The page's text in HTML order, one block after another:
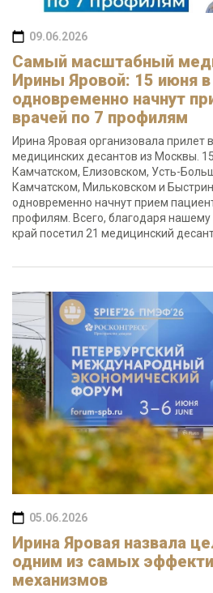
09.06.2026
Самый масштабный
Ирины Яровой: 15 июня в
одновременно начнут
врачей по 7 профилям
Ирина Яровая организовала прилет
медицинских десантов из Москвы.
Камчатском, Елизовском, Усть-
Камчатском, Мильковском и
одновременно начнут прием
профилям. Всего, благодаря нашему
край посетил 21 медицинский
05.06.2026
Ирина Яровая назвала
одним из самых
механизмов